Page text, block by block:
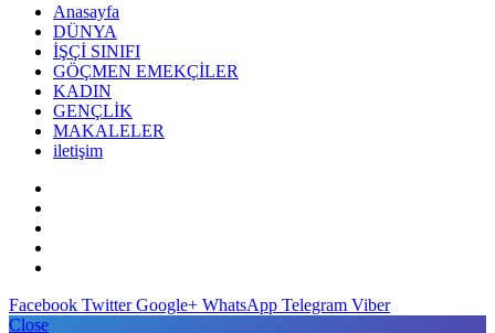
Anasayfa
DÜNYA
İŞÇİ SINIFI
GÖÇMEN EMEKÇİLER
KADIN
GENÇLİK
MAKALELER
iletişim
Facebook Twitter Google+ WhatsApp Telegram Viber
Close